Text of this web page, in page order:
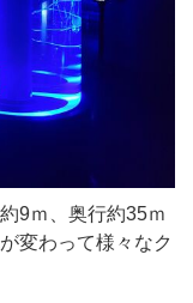
9ｍ、奥行約35ｍ
変わって様々なク